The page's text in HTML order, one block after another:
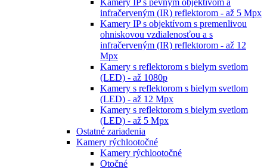
Kamery IP s pevným objektívom a
infračerveným (IR) reflektorom - až 5 Mpx
Kamery IP s objektívom s premenlivou
ohniskovou vzdialenosťou a s
infračerveným (IR) reflektorom - až 12
Mpx
Kamery s reflektorom s bielym svetlom
(LED) - až 1080p
Kamery s reflektorom s bielym svetlom
(LED) - až 12 Mpx
Kamery s reflektorom s bielym svetlom
(LED) - až 5 Mpx
Ostatné zariadenia
Kamery rýchlootočné
Kamery rýchlootočné
Otočné